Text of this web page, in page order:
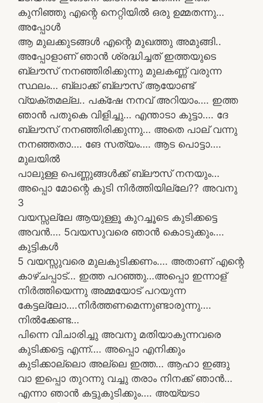
കുനിഞ്ഞു എന്റെ നെറ്റിയിൽ ഒരു ഉമ്മതന്നു…
അപ്പോൾ
ആ മുലക്കുടങ്ങൾ എന്റെ മുഖത്തു അമുങ്ങി..
അപ്പോളാണ് ഞാൻ ശ്രദ്ധിച്ചത് ഇത്തയുടെ
ബ്ലൗസ് നനഞ്ഞിരിക്കുന്നു മുലകണ്ണ് വരുന്ന
സ്ഥലം… ബ്ലാക്ക് ബ്ലൗസ് ആയോണ്ട്
വ്യക്തമല്ല.. പക്‌ഷേ നനവ് അറിയാം…. ഇത്ത
ഞാൻ പതുകെ വിളിച്ചു… എന്താടാ കുട്ടാ…. ദേ
ബ്ലൗസ് നനഞ്ഞിരിക്കുന്നു… അതെ പാല് വന്നു
നനഞ്ഞതാ…. ങേ സത്യം…. ആട പൊട്ടാ….
മുലയിൽ
പാലുള്ള പെണ്ണുങ്ങൾക്ക് ബ്ലൗസ് നനയും…
അപ്പൊ മോന്റെ കുടി നിർത്തിയില്ലേ?? അവനു
3
വയസ്സല്ലേ ആയുള്ളൂ കുറച്ചൂടെ കുടിക്കട്ടെ
അവൻ…. 5വയസുവരെ ഞാൻ കൊടുക്കും….
കുട്ടികൾ
5 വയസ്സുവരെ മുലകുടിക്കണം…. അതാണ് എന്റെ
കാഴ്ചപ്പാട്… ഇത്ത പറഞ്ഞു…അപ്പൊ ഇന്നാള്
നിർത്തിയെന്നു അമ്മയോട് പറയുന്ന
കേട്ടല്ലോ….നിർത്തണമെന്നുണ്ടാരുന്നു….
നിൽക്കേണ്ട…
പിന്നെ വിചാരിച്ചു അവനു മതിയാകുന്നവരെ
കുടിക്കട്ടെ എന്ന്…. അപ്പൊ എനിക്കും
കുടിക്കാല്ലൊ അല്ലെ ഇത്ത… ആഹാ ഇങ്ങു
വാ ഇപ്പൊ തുറന്നു വച്ചു തരാം നിനക്ക് ഞാൻ…
എന്നാ ഞാൻ കട്ടുകുടിക്കും…. അയ്യടാ